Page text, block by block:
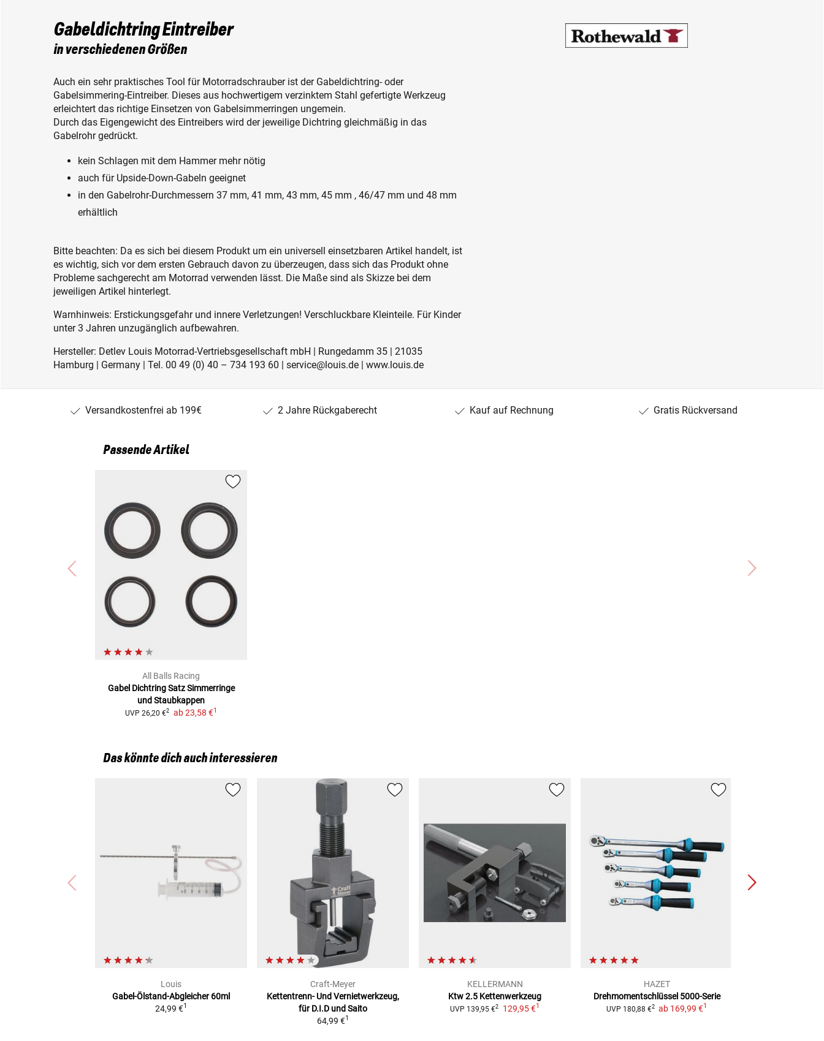
Gabeldichtring Eintreiber
in verschiedenen Größen
Auch ein sehr praktisches Tool für Motorradschrauber ist der Gabeldichtring- oder
Gabelsimmering-Eintreiber. Dieses aus hochwertigem verzinktem Stahl gefertigte Werkzeug
erleichtert das richtige Einsetzen von Gabelsimmerringen ungemein.
Durch das Eigengewicht des Eintreibers wird der jeweilige Dichtring gleichmäßig in das
Gabelrohr gedrückt.
kein Schlagen mit dem Hammer mehr nötig
auch für Upside-Down-Gabeln geeignet
in den Gabelrohr-Durchmessern 37 mm, 41 mm, 43 mm, 45 mm , 46/47 mm und 48 mm
erhältlich
Bitte beachten: Da es sich bei diesem Produkt um ein universell einsetzbaren Artikel handelt, ist
es wichtig, sich vor dem ersten Gebrauch davon zu überzeugen, dass sich das Produkt ohne
Probleme sachgerecht am Motorrad verwenden lässt. Die Maße sind als Skizze bei dem
jeweiligen Artikel hinterlegt.
Warnhinweis: Erstickungsgefahr und innere Verletzungen! Verschluckbare Kleinteile. Für Kinder
unter 3 Jahren unzugänglich aufbewahren.
Hersteller: Detlev Louis Motorrad-Vertriebsgesellschaft mbH | Rungedamm 35 | 21035
Hamburg | Germany | Tel. 00 49 (0) 40 – 734 193 60 | service@louis.de | www.louis.de
Versandkostenfrei ab 199€ 2 Jahre Rückgaberecht Kauf auf Rechnung Gratis Rückversand
Passende Artikel
All Balls Racing
Gabel Dichtring Satz Simmerringe
und Staubkappen
UVP 26,20 €2 ab 23,58 €1
Das könnte dich auch interessieren
Louis
Gabel-Ölstand-Abgleicher 60ml
24,99 €1
Craft-Meyer
Kettentrenn- Und Vernietwerkzeug,
für D.I.D und Saito
64,99 €1
KELLERMANN
Ktw 2.5 Kettenwerkzeug
UVP 139,95 €2 129,95 €1
HAZET
Drehmomentschlüssel 5000-Serie
UVP 180,88 €2 ab 169,99 €1